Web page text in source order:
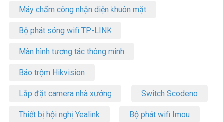
Máy chấm công nhận diện khuôn mặt
Bộ phát sóng wifi TP-LINK
Màn hình tương tác thông minh
Báo trộm Hikvision
Lắp đặt camera nhà xưởng Switch Scodeno
Thiết bị hội nghị Yealink Bộ phát wifi Imou